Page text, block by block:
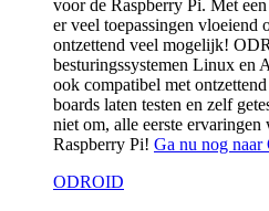
voor de Raspberry Pi. Met
er veel toepassingen
ontzettend veel mogelijk!
besturingssystemen Linux
ook compatibel met
boards laten testen en zelf
niet om, alle eerste
Raspberry Pi! Ga nu nog
ODROID